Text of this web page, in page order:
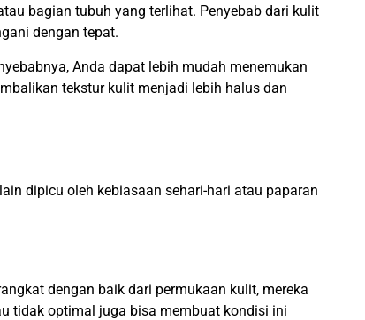
bagian tubuh yang terlihat. Penyebab dari kulit
dengan tepat.
Anda dapat lebih mudah menemukan
tekstur kulit menjadi lebih halus dan
dipicu oleh kebiasaan sehari-hari atau paparan
dengan baik dari permukaan kulit, mereka
tidak optimal juga bisa membuat kondisi ini